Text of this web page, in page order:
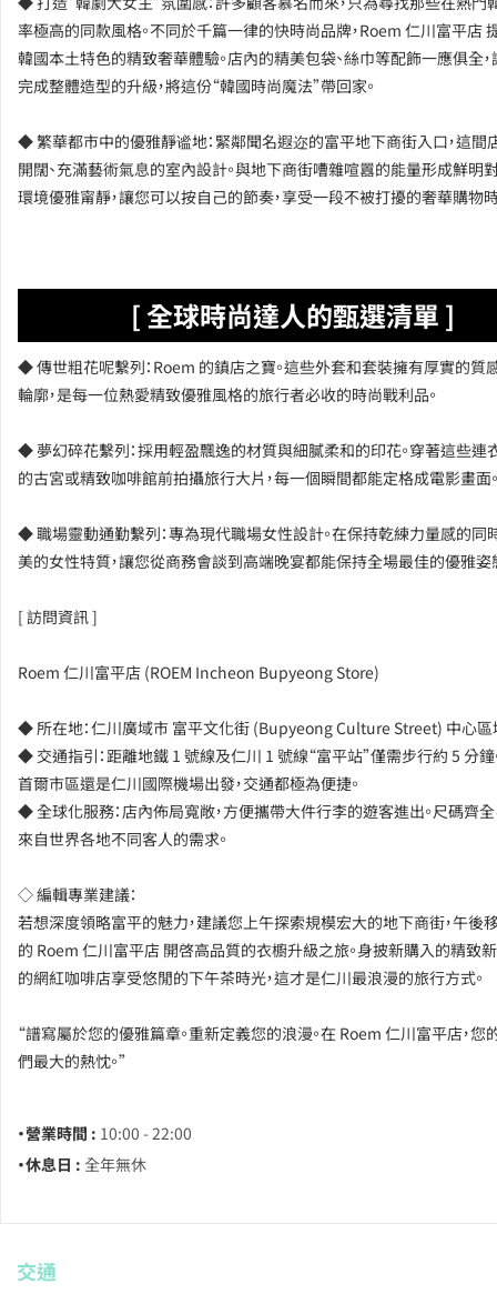
率極高的同款風格。不同於千篇一律的快時尚品牌，Roem 仁川富平店
韓國本土特色的精致奢華體驗。店內的精美包袋、絲巾等配飾一應俱全
完成整體造型的升級，將這份“韓國時尚魔法”帶回家。
◆ 繁華都市中的優雅靜谧地：緊鄰聞名遐迩的富平地下商街入口，這間
開闊、充滿藝術氣息的室內設計。與地下商街嘈雜喧囂的能量形成鮮明
環境優雅甯靜，讓您可以按自己的節奏，享受一段不被打擾的奢華購物時
[ 全球時尚達人的甄選清單 ]
◆ 傳世粗花呢繫列：Roem 的鎮店之寶。這些外套和套裝擁有厚實的質
輪廓，是每一位熱愛精致優雅風格的旅行者必收的時尚戰利品。
◆ 夢幻碎花繫列：採用輕盈飄逸的材質與細膩柔和的印花。穿著這些連
的古宮或精致咖啡館前拍攝旅行大片，每一個瞬間都能定格成電影畫面
◆ 職場靈動通勤繫列：專為現代職場女性設計。在保持乾練力量感的同
美的女性特質，讓您從商務會談到高端晚宴都能保持全場最佳的優雅姿
[ 訪問資訊 ]
Roem 仁川富平店 (ROEM Incheon Bupyeong Store)
◆ 所在地：仁川廣域市 富平文化街 (Bupyeong Culture Street) 中心區
◆ 交通指引：距離地鐵 1 號線及仁川 1 號線“富平站”僅需步行約 5 分鐘
首爾市區還是仁川國際機場出發，交通都極為便捷。
◆ 全球化服務：店內佈局寬敞，方便攜帶大件行李的遊客進出。尺碼齊全
來自世界各地不同客人的需求。
◇ 編輯專業建議：
若想深度領略富平的魅力，建議您上午探索規模宏大的地下商街，午後
的 Roem 仁川富平店 開啓高品質的衣櫥升級之旅。身披新購入的精致
的網紅咖啡店享受悠閒的下午茶時光，這才是仁川最浪漫的旅行方式。
“譜寫屬於您的優雅篇章。重新定義您的浪漫。在 Roem 仁川富平店，您
們最大的熱忱。”
・營業時間 : 10:00 - 22:00
・休息日 : 全年無休
交通